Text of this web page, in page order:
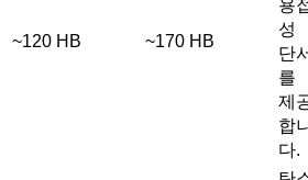
~120 HB ~170 HB
용
성
단
를
제
합
다.